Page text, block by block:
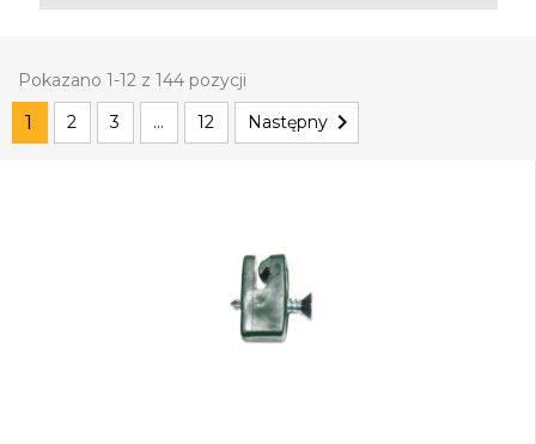
Pokazano 1-12 z 144 pozycji
1 2 3 … 12 Następny 